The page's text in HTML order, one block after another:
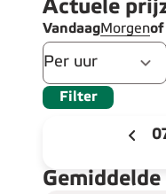
Actuele
Vandaag Morgenof
Aggregation
Filter